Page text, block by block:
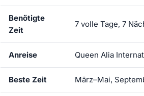
Benötigte
Zeit
7 volle Tage, 7
Anreise Queen Alia
Beste Zeit März–Mai,